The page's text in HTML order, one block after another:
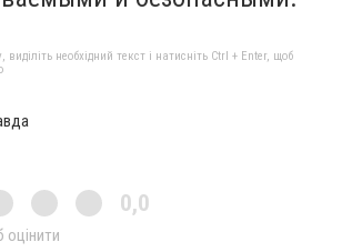
необхідний текст і натисніть Ctrl + Enter, щоб
0,0
оцінити